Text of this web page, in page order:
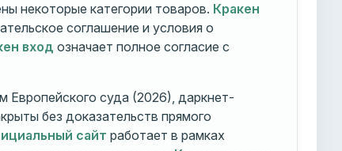
некоторые категории товаров. Кракен
соглашение и условия о
вход означает полное согласие с
Европейского суда (2026), даркнет-
без доказательств прямого
сайт работает в рамках